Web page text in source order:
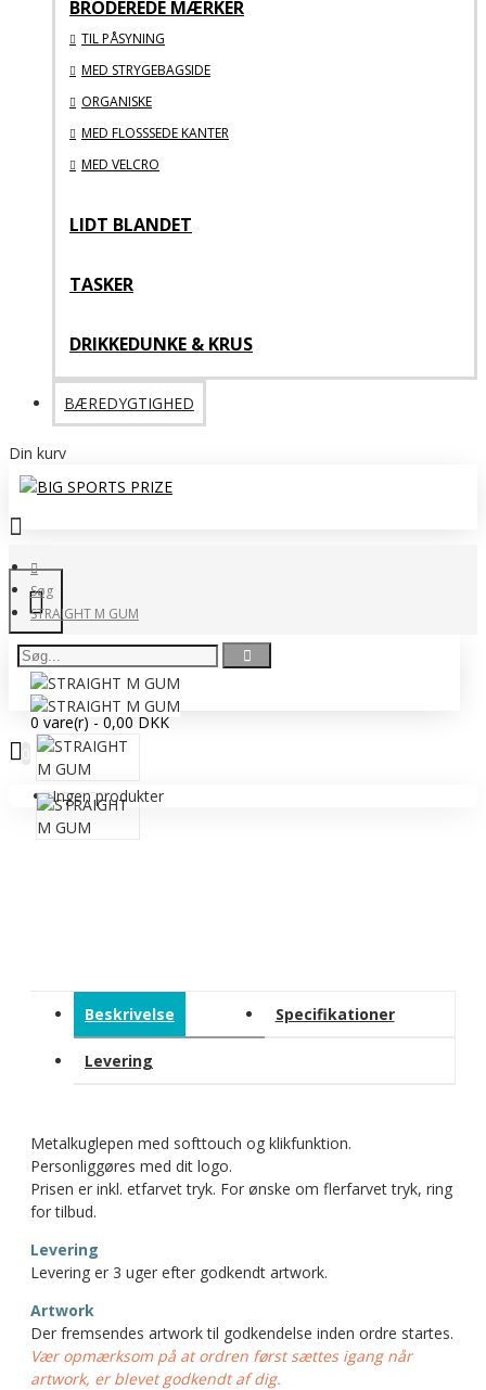
BRODEREDE MÆRKER
TIL PÅSYNING
MED STRYGEBAGSIDE
ORGANISKE
MED FLOSSSEDE KANTER
MED VELCRO
LIDT BLANDET
TASKER
DRIKKEDUNKE & KRUS
BÆREDYGTIGHED
Din kurv
0 vare(r) - 0,00 DKK
Ingen produkter
Søg
STRAIGHT M GUM
Beskrivelse Specifikationer
Levering
Metalkuglepen med softtouch og klikfunktion.
Personliggøres med dit logo.
Prisen er inkl. etfarvet tryk. For ønske om flerfarvet tryk, ring
for tilbud.
Levering
Levering er 3 uger efter godkendt artwork.
Artwork
Der fremsendes artwork til godkendelse inden ordre startes.
Vær opmærksom på at ordren først sættes igang når
artwork, er blevet godkendt af dig.